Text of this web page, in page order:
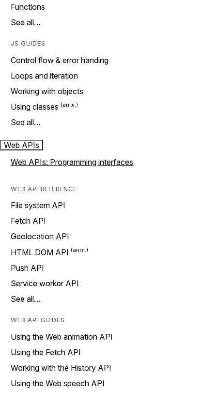
Functions
See all…
JS GUIDES
Control flow & error handing
Loops and iteration
Working with objects
Using classes
See all…
Web APIs
Web APIs: Programming interfaces
WEB API REFERENCE
File system API
Fetch API
Geolocation API
HTML DOM API
Push API
Service worker API
See all…
WEB API GUIDES
Using the Web animation API
Using the Fetch API
Working with the History API
Using the Web speech API